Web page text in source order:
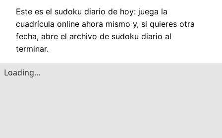
Este es el sudoku diario de hoy: juega la
cuadrícula online ahora mismo y, si quieres otra
fecha, abre el archivo de sudoku diario al
terminar.